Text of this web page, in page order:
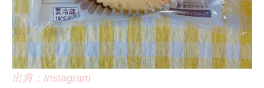
出典：Instagram